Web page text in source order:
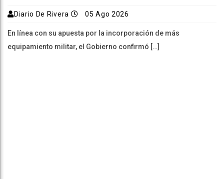
Diario De Rivera 05 Ago 2026
En línea con su apuesta por la incorporación de más
equipamiento militar, el Gobierno confirmó […]